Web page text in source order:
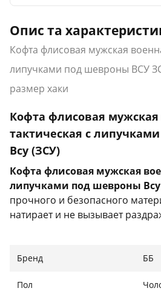
Опис та
Кофта флисовая мужская
липучками под шевроны ВСУ
размер хаки
Кофта флисовая мужская
тактическая с
Всу (ЗСУ)
Кофта флисовая мужская
липучками под шевроны Всу
прочного и безопасного
натирает и не вызывает
Тип: кофта тактическая
Бренд ББ
Пол